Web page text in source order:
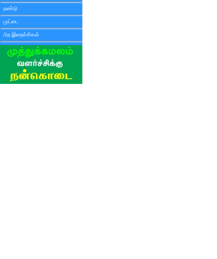
நண்டு
முட்டை
பிற இறைச்சிகள்